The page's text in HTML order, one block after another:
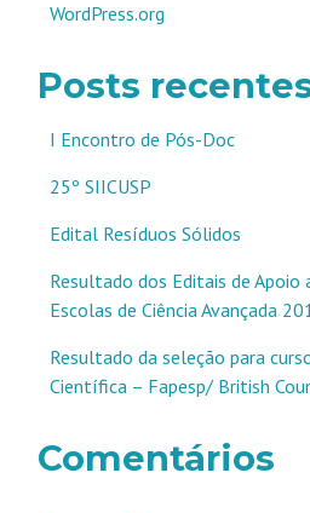
WordPress.org
Posts
I Encontro de Pós-Doc
25º SIICUSP
Edital Resíduos Sólidos
Resultado dos Editais de
Escolas de Ciência Avançada
Resultado da seleção para
Científica – Fapesp/ British
Comentários